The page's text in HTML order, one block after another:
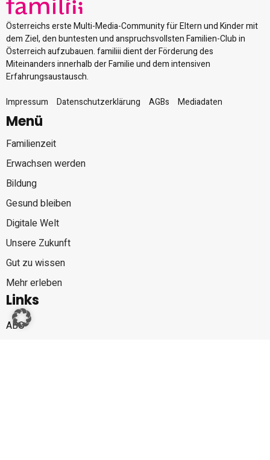
Österreichs erste Multi-Media-Community für Eltern und Kinder mit
dem Ziel, den buntesten und anspruchsvollsten Familien-Club in
Österreich aufzubauen. familiii dient der Förderung des
Miteinanders innerhalb der Familie und dem intensiven
Erfahrungsaustausch.
Impressum
Datenschutzerklärung AGBs Mediadaten
Menü
Familienzeit
Erwachsen werden
Bildung
Gesund bleiben
Digitale Welt
Unsere Zukunft
Gut zu wissen
Mehr erleben
Links
ABO